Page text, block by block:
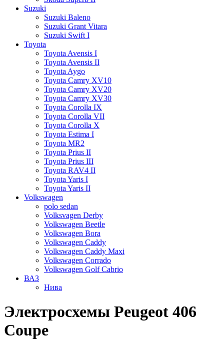
Suzuki
Suzuki Baleno
Suzuki Grant Vitara
Suzuki Swift I
Toyota
Toyota Avensis I
Toyota Avensis II
Toyota Aygo
Toyota Camry XV10
Toyota Camry XV20
Toyota Camry XV30
Toyota Corolla IX
Toyota Corolla VII
Toyota Corolla X
Toyota Estima I
Toyota MR2
Toyota Prius II
Toyota Prius III
Toyota RAV4 II
Toyota Yaris I
Toyota Yaris II
Volkswagen
polo sedan
Volksvagen Derby
Volkswagen Beetle
Volkswagen Bora
Volkswagen Caddy
Volkswagen Caddy Maxi
Volkswagen Corrado
Volkswagen Golf Cabrio
ВАЗ
Нива
Электросхемы Peugeot 406
Coupe